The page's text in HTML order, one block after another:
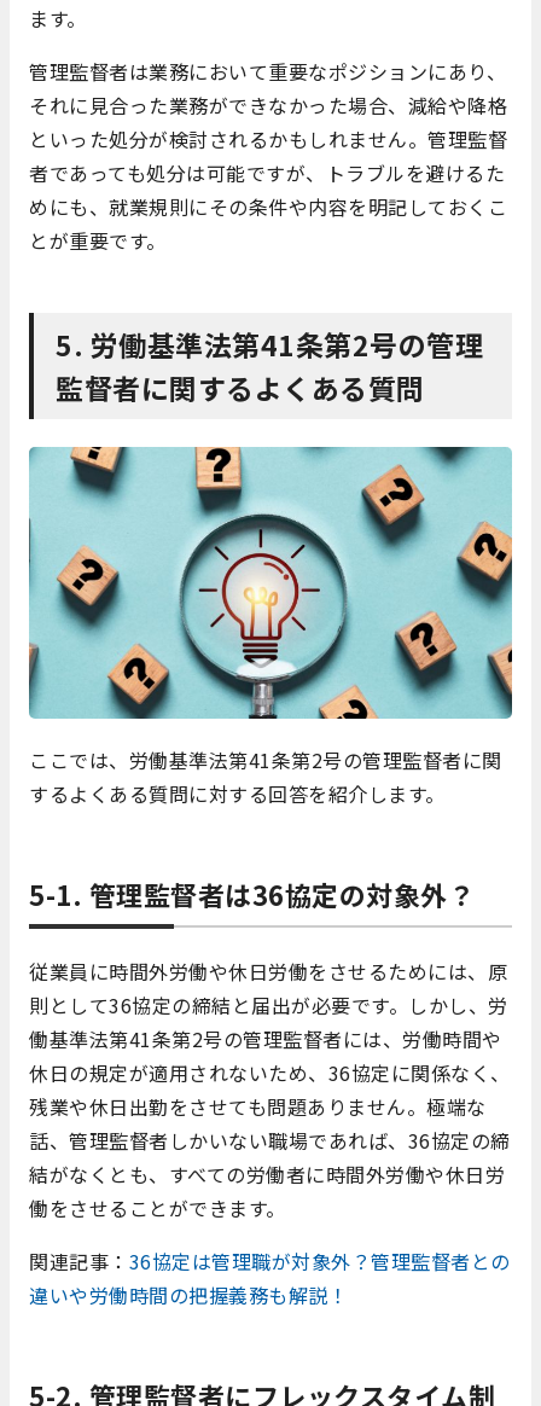
ます。
管理監督者は業務において重要なポジションにあり、
それに見合った業務ができなかった場合、減給や降格
といった処分が検討されるかもしれません。管理監督
者であっても処分は可能ですが、トラブルを避けるた
めにも、就業規則にその条件や内容を明記しておくこ
とが重要です。
5. 労働基準法第41条第2号の管理
監督者に関するよくある質問
ここでは、労働基準法第41条第2号の管理監督者に関
するよくある質問に対する回答を紹介します。
5-1. 管理監督者は36協定の対象外？
従業員に時間外労働や休日労働をさせるためには、原
則として36協定の締結と届出が必要です。しかし、労
働基準法第41条第2号の管理監督者には、労働時間や
休日の規定が適用されないため、36協定に関係なく、
残業や休日出勤をさせても問題ありません。極端な
話、管理監督者しかいない職場であれば、36協定の締
結がなくとも、すべての労働者に時間外労働や休日労
働をさせることができます。
関連記事： 36協定は管理職が対象外？管理監督者との
違いや労働時間の把握義務も解説！
5-2. 管理監督者にフレックスタイム制